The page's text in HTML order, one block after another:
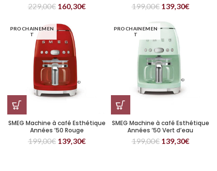
229,00€ 160,30€ 199,00€ 139,30€
PROCHAINEMEN
T
SMEG Machine à café Esthétique
Années ’50 Rouge
199,00€ 139,30€
PROCHAINEMEN
T
SMEG Machine à café Esthétique
Années ’50 Vert d’eau
199,00€ 139,30€